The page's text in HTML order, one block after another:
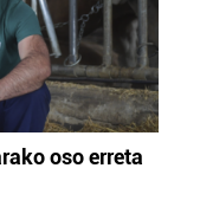
oso erreta